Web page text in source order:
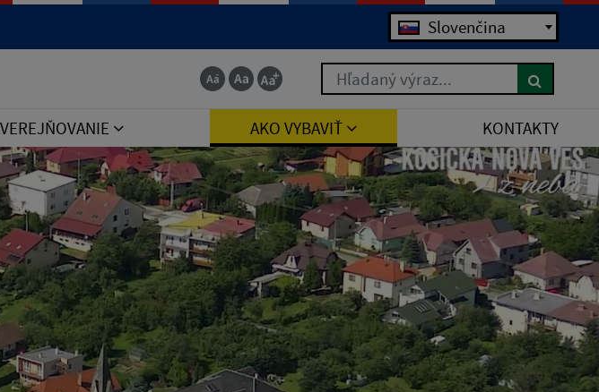
Slovenčina
Hľadaný výraz...
AKO VYBAVIŤ KONTAKTY